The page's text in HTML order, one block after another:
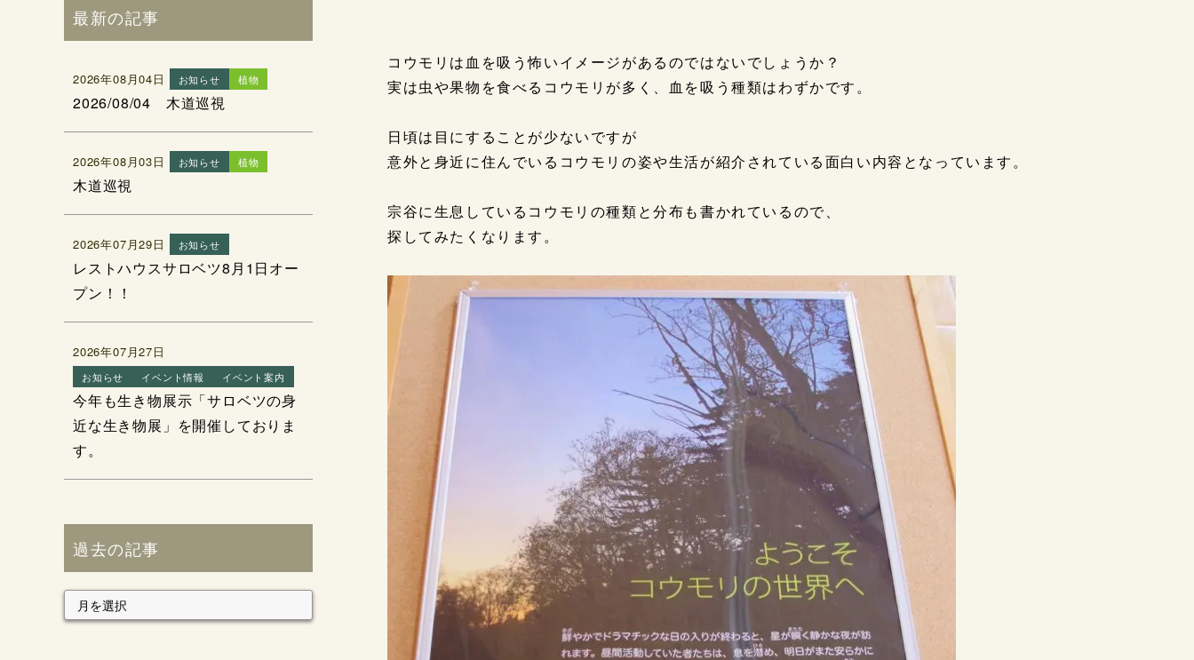
コウモリは血を吸う怖いイメージがあるのではないでしょうか？
実は虫や果物を食べるコウモリが多く、血を吸う種類はわずかです。
日頃は目にすることが少ないですが
意外と身近に住んでいるコウモリの姿や生活が紹介されている面白い内容となっています。
宗谷に生息しているコウモリの種類と分布も書かれているので、
探してみたくなります。
最新の記事
2026年08月04日 お知らせ 植物
2026/08/04 木道巡視
2026年08月03日 お知らせ 植物
木道巡視
2026年07月29日 お知らせ
レストハウスサロベツ8月1日オー
プン！！
2026年07月27日
お知らせ イベント情報 イベント案内
今年も生き物展示「サロベツの身
近な生き物展」を開催しておりま
す。
過去の記事